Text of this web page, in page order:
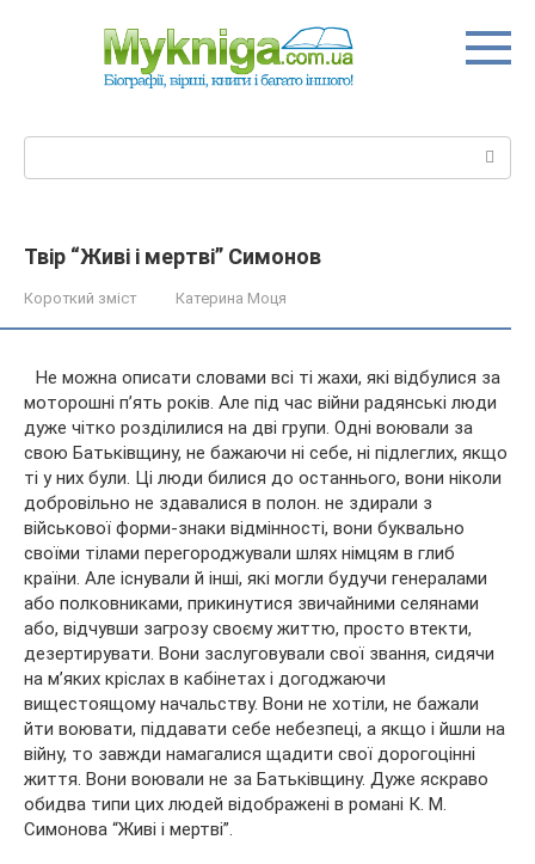
Твір “Живі і мертві” Симонов
Короткий зміст Катерина Моця
Не можна описати словами всі ті жахи, які відбулися за
моторошні п’ять років. Але під час війни радянські люди
дуже чітко розділилися на дві групи. Одні воювали за
свою Батьківщину, не бажаючи ні себе, ні підлеглих, якщо
ті у них були. Ці люди билися до останнього, вони ніколи
добровільно не здавалися в полон. не здирали з
військової форми-знаки відмінності, вони буквально
своїми тілами перегороджували шлях німцям в глиб
країни. Але існували й інші, які могли будучи генералами
або полковниками, прикинутися звичайними селянами
або, відчувши загрозу своєму життю, просто втекти,
дезертирувати. Вони заслуговували свої звання, сидячи
на м’яких кріслах в кабінетах і догоджаючи
вищестоящому начальству. Вони не хотіли, не бажали
йти воювати, піддавати себе небезпеці, а якщо і йшли на
війну, то завжди намагалися щадити свої дорогоцінні
життя. Вони воювали не за Батьківщину. Дуже яскраво
обидва типи цих людей відображені в романі К. М.
Симонова “Живі і мертві”.